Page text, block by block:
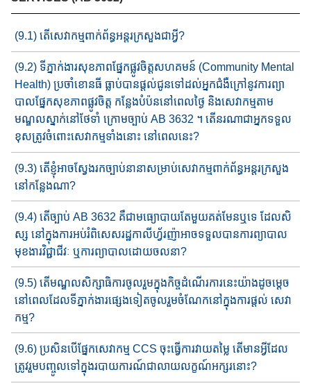
(9.1) តើសេវាកម្មពាក់ព័ន្ធអន្តរក្រសួងជា​អ្វី​?
(9.2) ទីភ្នាក់ងារសុខភាពផ្នែកផ្លូវចិត្តសហគមន៍ (Community Mental
Health) ប្រចាំខោនធី​ ធ្លាប់បាន​ផ្តល់​ជូនទៅដល់អ្នក​ជំងឺ​ក្រៅ​នូវ​​ការ​ព្យា​
បាល​​​​ផ្នែកសុខភាពផ្លូវចិត្ត​ កន្លែង​​បំប៉ន​នៅពេល​ថ្ងៃ និង​សេវាកម្ម​តាម​​
មណ្ឌលស្នាក់នៅ​ថែទាំ​ ក្រោមច្បាប់ AB 3632 ។ តើន​រណាជា​អ្នក​ទទួល
ខុសត្រូវចំពោះសេវាកម្មទាំងនោះ នៅពេលនេះ​?
(9.3) តើខ្ញុំអាចស្វែងរកច្បាប់នានា​សម្រាប់​សេវាកម្មពាក់ព័ន្ធអន្តរក្រសួង
នៅ​កន្លែងណា​​?
(9.4) តើច្បាប់ AB 3632 គឺជាមធ្យោបាយ​តែ​មួយគត់​មែនឬទេ ដែល​សិ​
ស្ស នៅក្នុង​ការ​អប់រំ​ពិសេស​រដ្ឋ​កាលីហ្វ័រញ៉ា​​​អាច​ទទួល​បាន​​​​ការ​ព្យាបាល
មុខងារ​វិជ្ជាជីវៈ ឬការព្យាបាល​ដោយចលនា​?
(9.5) តើមណ្ឌលសិក្សាធិការចូលរួមក្នុងកិច្ច​ដំណើរការ​នេះយ៉ាង​ដូចម្តេច ​
នៅពេល​ដែលទីភ្នាក់ងារ​ផ្សេង​ទៀត​ចូលរួមចំណែក​នៅ​​ក្នុងការផ្តល់ សេវា​
កម្ម?
(9.6) ប្រសិន​បើផ្នែក​សេវាកម្ម​ CCS ចុះ​ធ្វើការវាយ​​តម្លៃ តើមានអ្វីដែល
ត្រូវ​រួមបញ្ចូល​ទៅក្នុង​របាយការណ៍​ជា​លាយ​លក្ខណ៍​​អក្សរនោះ​​?